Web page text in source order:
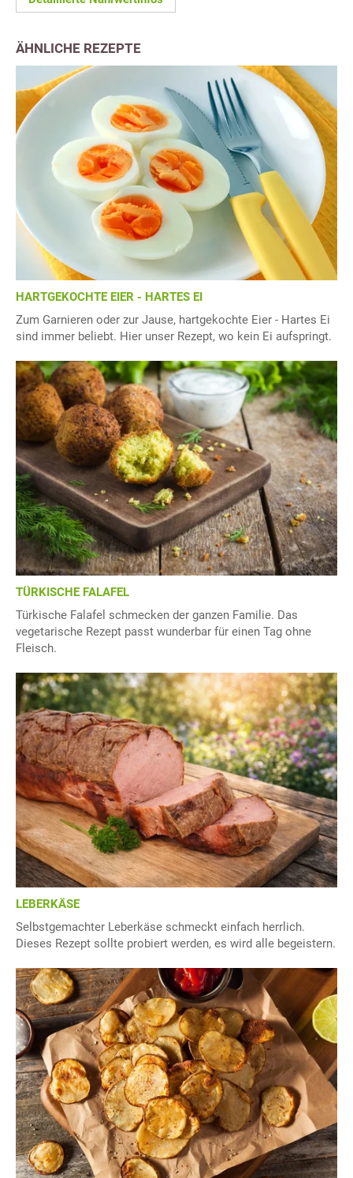
ÄHNLICHE REZEPTE
HARTGEKOCHTE EIER - HARTES EI
Zum Garnieren oder zur Jause, hartgekochte Eier - Hartes Ei
sind immer beliebt. Hier unser Rezept, wo kein Ei aufspringt.
TÜRKISCHE FALAFEL
Türkische Falafel schmecken der ganzen Familie. Das
vegetarische Rezept passt wunderbar für einen Tag ohne
Fleisch.
LEBERKÄSE
Selbstgemachter Leberkäse schmeckt einfach herrlich.
Dieses Rezept sollte probiert werden, es wird alle begeistern.